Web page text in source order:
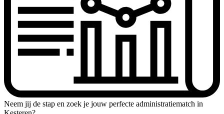
Neem jij de stap en zoek je jouw perfecte administratiematch in